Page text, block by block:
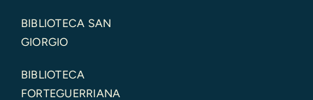
BIBLIOTECA SAN
GIORGIO
BIBLIOTECA
FORTEGUERRIANA